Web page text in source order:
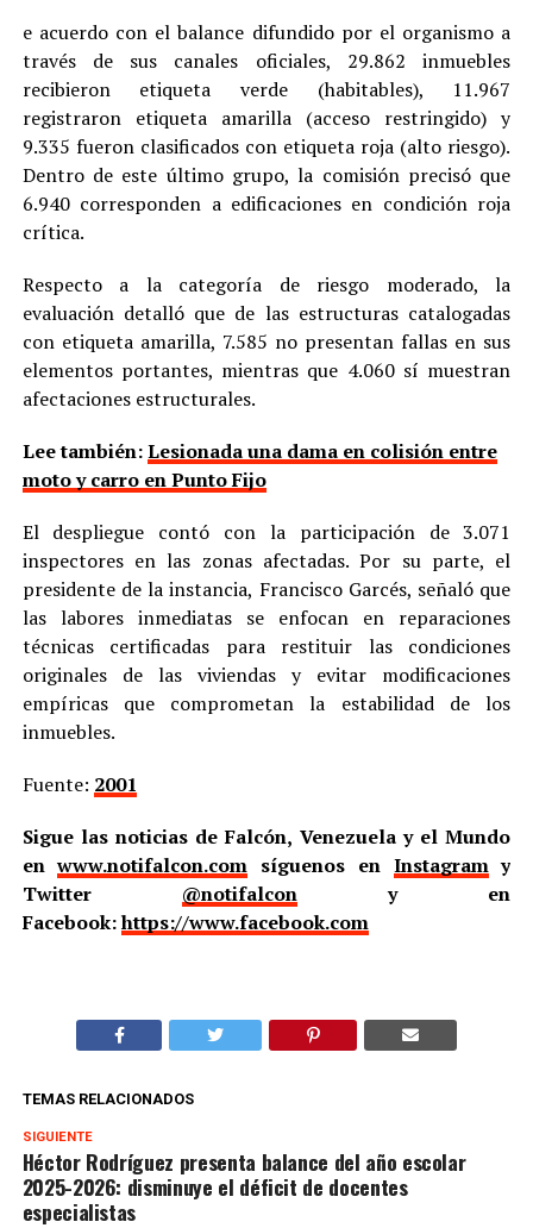
e acuerdo con el balance difundido por el organismo a
través de sus canales oficiales, 29.862 inmuebles
recibieron etiqueta verde (habitables), 11.967
registraron etiqueta amarilla (acceso restringido) y
9.335 fueron clasificados con etiqueta roja (alto riesgo).
Dentro de este último grupo, la comisión precisó que
6.940 corresponden a edificaciones en condición roja
crítica.
Respecto a la categoría de riesgo moderado, la
evaluación detalló que de las estructuras catalogadas
con etiqueta amarilla, 7.585 no presentan fallas en sus
elementos portantes, mientras que 4.060 sí muestran
afectaciones estructurales.
Lee también:Lesionada una dama en colisión entre
moto y carro en Punto Fijo
El despliegue contó con la participación de 3.071
inspectores en las zonas afectadas. Por su parte, el
presidente de la instancia, Francisco Garcés, señaló que
las labores inmediatas se enfocan en reparaciones
técnicas certificadas para restituir las condiciones
originales de las viviendas y evitar modificaciones
empíricas que comprometan la estabilidad de los
inmuebles.
Fuente: 2001
Sigue las noticias de Falcón, Venezuela y el Mundo
enwww.notifalcon.com síguenos en Instagramy
Twitter @notifalcony en
Facebook:https://www.facebook.com
TEMAS RELACIONADOS
SIGUIENTE
Héctor Rodríguez presenta balance del año escolar
2025-2026: disminuye el déficit de docentes
especialistas